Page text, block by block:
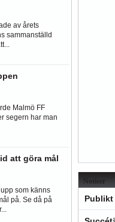
av årets
sammanställd
Malmö FF
segern har man
att göra mål
som känns
på. Se då på
Notiser
Publikt